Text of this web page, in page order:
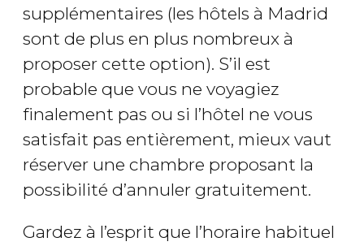
supplémentaires (les hôtels à Madrid
sont de plus en plus nombreux à
proposer cette option). S’il est
probable que vous ne voyagiez
finalement pas ou si l’hôtel ne vous
satisfait pas entièrement, mieux vaut
réserver une chambre proposant la
possibilité d’annuler gratuitement.
Gardez à l’esprit que l’horaire habituel